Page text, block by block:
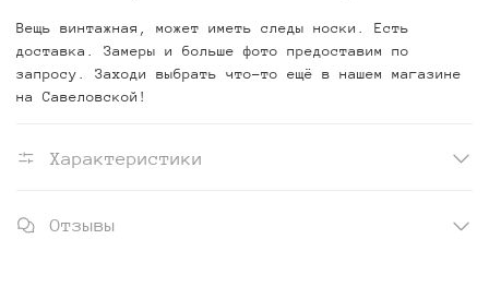
Вещь винтажная, может иметь следы носки. Есть
доставка. Замеры и больше фото предоставим по
запросу. Заходи выбрать что-то ещё в нашем магазине
на Савеловской!
Характеристики
Отзывы